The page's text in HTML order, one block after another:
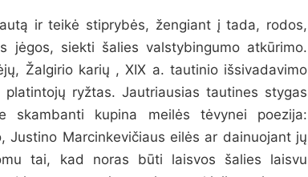
ir teikė stiprybės, žengiant į tada, rodos,
jėgos, siekti šalies valstybingumo atkūrimo.
Žalgirio karių , XIX a. tautinio išsivadavimo
ryžtas. Jautriausias tautines stygas
skambanti kupina meilės tėvynei poezija:
Justino Marcinkevičiaus eilės ar dainuojant jų
tai, kad noras būti laisvos šalies laisvu